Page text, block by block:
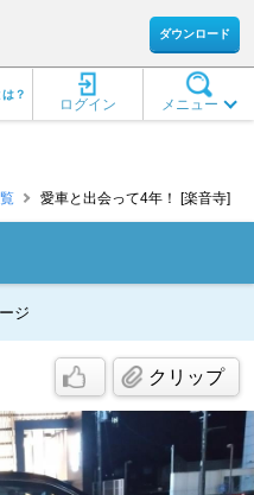
ダウンロード
メニュー
ログイン
？
愛車と出会って4年！ [楽音寺]
ジ
クリップ